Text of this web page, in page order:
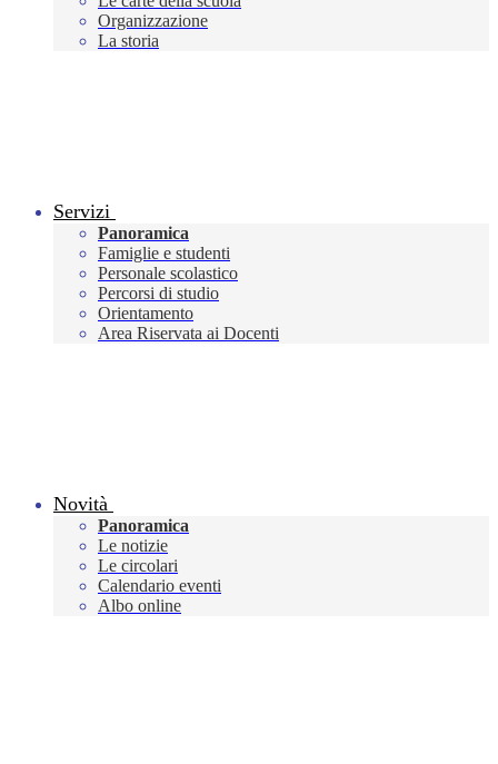
Organizzazione
La storia
Servizi
Panoramica
Famiglie e studenti
Personale scolastico
Percorsi di studio
Orientamento
Area Riservata ai Docenti
Novità
Panoramica
Le notizie
Le circolari
Calendario eventi
Albo online